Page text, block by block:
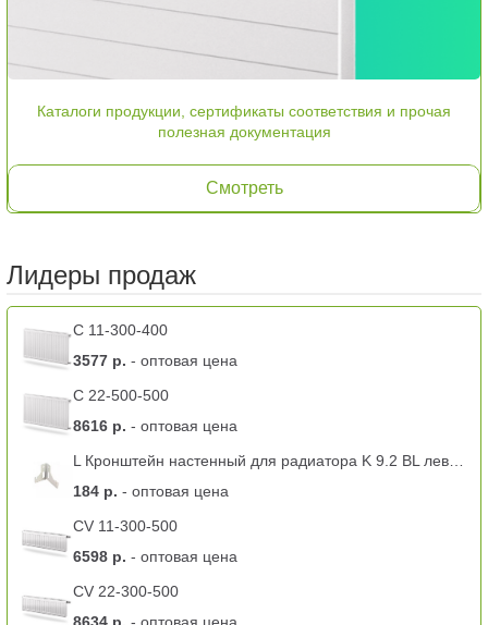
Каталоги продукции, сертификаты соответствия и прочая
полезная документация
Смотреть
Лидеры продаж
C 11-300-400
3577 р. - оптовая цена
C 22-500-500
8616 р. - оптовая цена
184 р. - оптовая цена
CV 11-300-500
6598 р. - оптовая цена
CV 22-300-500